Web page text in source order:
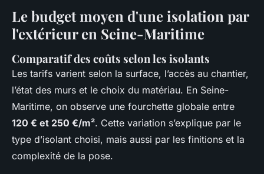
Le budget moyen d'une isolation par
l'extérieur en Seine-Maritime
Comparatif des coûts selon les isolants
Les tarifs varient selon la surface, l’accès au chantier,
l’état des murs et le choix du matériau. En Seine-
Maritime, on observe une fourchette globale entre
120 € et 250 €/m². Cette variation s’explique par le
type d’isolant choisi, mais aussi par les finitions et la
complexité de la pose.